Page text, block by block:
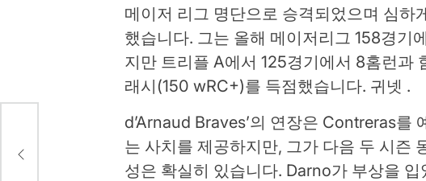
메이저 리그 명단으로 승격되었으며 심하
했습니다. 그는 올해 메이저리그 158경기
지만 트리플 A에서 125경기에서 8홈런과
래시(150 wRC+)를 득점했습니다. 귀넷 .
d’Arnaud Braves’의 연장은 Contreras를
는 사치를 제공하지만, 그가 다음 두 시즌
성은 확실히 있습니다. Darno가 부상을